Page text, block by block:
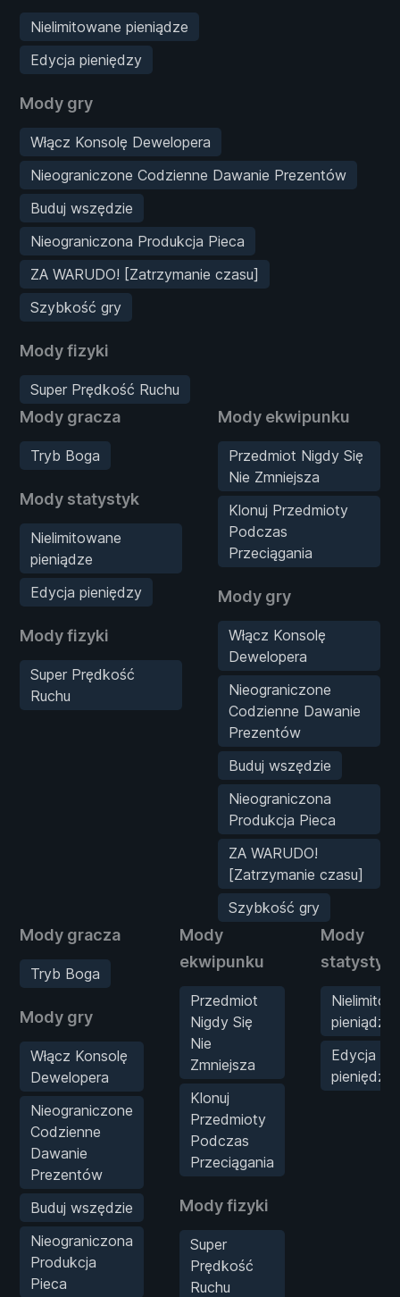
Nielimitowane pieniądze
Edycja pieniędzy
Mody gry
Włącz Konsolę Dewelopera
Nieograniczone Codzienne Dawanie Prezentów
Buduj wszędzie
Nieograniczona Produkcja Pieca
ZA WARUDO! [Zatrzymanie czasu]
Szybkość gry
Mody fizyki
Super Prędkość Ruchu
Mody gracza
Tryb Boga
Mody statystyk
Nielimitowane
pieniądze
Edycja pieniędzy
Mody fizyki
Super Prędkość
Ruchu
Mody ekwipunku
Przedmiot Nigdy Się
Nie Zmniejsza
Klonuj Przedmioty
Podczas
Przeciągania
Mody gry
Włącz Konsolę
Dewelopera
Nieograniczone
Codzienne Dawanie
Prezentów
Buduj wszędzie
Nieograniczona
Produkcja Pieca
ZA WARUDO!
[Zatrzymanie czasu]
Szybkość gry
Mody gracza
Tryb Boga
Mody gry
Włącz Konsolę
Dewelopera
Nieograniczone
Codzienne
Dawanie
Prezentów
Buduj wszędzie
Nieograniczona
Produkcja
Pieca
Mody
ekwipunku
Przedmiot
Nigdy Się
Nie
Zmniejsza
Klonuj
Przedmioty
Podczas
Przeciągania
Mody fizyki
Super
Prędkość
Ruchu
Mody
statystyk
pieniądze
Edycja
pieniędzy